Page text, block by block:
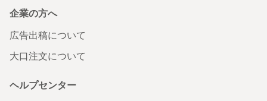
企業の方へ
広告出稿について
大口注文について
ヘルプセンター